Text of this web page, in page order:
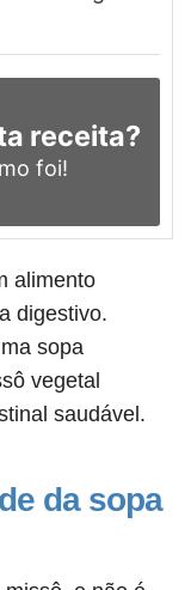
receita?
foi!
alimento
digestivo.
sopa
vegetal
saudável.
da sopa